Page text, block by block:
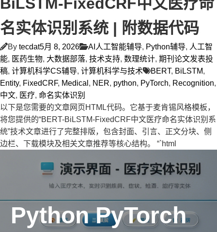
名实体识别系统 | 附数据代码
By tecdat5月 8, 2026 AI人工智能辅导, Python辅导, 人工智
能, 医药生物, 大数据部落, 技术支持, 数理统计, 期刊论文发表投
稿, 计算机科学CS辅导, 计算机科学与技术 BERT, BiLSTM,
Entity, FixedCRF, Medical , NER, python, PyTorch, Recognition,
中文, 医疗, 命名实体识别
以下是您需要的文章网页HTML代码。它基于麦肯锡风格模板，
将您提供的“BERT-BiLSTM-FixedCRF中文医疗命名实体识别系
统”技术文章进行了完整排版，包含封面、引言、正文分块、侧
边栏、下载模块及相关文章推荐等核心结构。 “`html
Python PyTorch